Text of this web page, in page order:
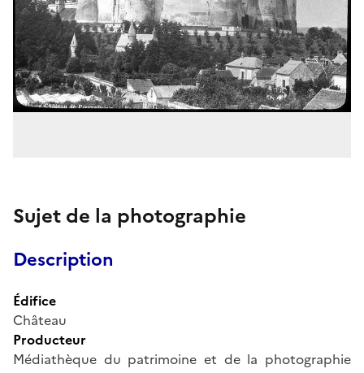
Sujet de la photographie
Description
Édifice
Château
Producteur
Médiathèque du patrimoine et de la photographie